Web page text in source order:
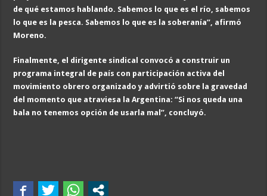
de qué estamos hablando. Sabemos lo que es el río, sabemos
lo que es la pesca. Sabemos lo que es la soberanía”, afirmó
Moreno.
Finalmente, el dirigente sindical convocó a construir un
programa integral de país con participación activa del
movimiento obrero organizado y advirtió sobre la gravedad
del momento que atraviesa la Argentina: “Si nos queda una
bala no tenemos opción de usarla mal”, concluyó.